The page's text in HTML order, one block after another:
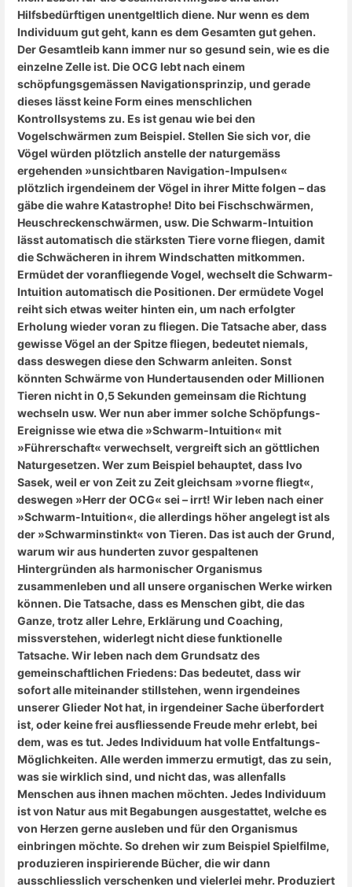
Hilfsbedürftigen unentgeltlich diene. Nur wenn es dem
Individuum gut geht, kann es dem Gesamten gut gehen.
Der Gesamtleib kann immer nur so gesund sein, wie es die
einzelne Zelle ist. Die OCG lebt nach einem
schöpfungsgemässen Navigationsprinzip, und gerade
dieses lässt keine Form eines menschlichen
Kontrollsystems zu. Es ist genau wie bei den
Vogelschwärmen zum Beispiel. Stellen Sie sich vor, die
Vögel würden plötzlich anstelle der naturgemäss
ergehenden »unsichtbaren Navigation-Impulsen«
plötzlich irgendeinem der Vögel in ihrer Mitte folgen – das
gäbe die wahre Katastrophe! Dito bei Fischschwärmen,
Heuschreckenschwärmen, usw. Die Schwarm-Intuition
lässt automatisch die stärksten Tiere vorne fliegen, damit
die Schwächeren in ihrem Windschatten mitkommen.
Ermüdet der voranfliegende Vogel, wechselt die Schwarm-
Intuition automatisch die Positionen. Der ermüdete Vogel
reiht sich etwas weiter hinten ein, um nach erfolgter
Erholung wieder voran zu fliegen. Die Tatsache aber, dass
gewisse Vögel an der Spitze fliegen, bedeutet niemals,
dass deswegen diese den Schwarm anleiten. Sonst
könnten Schwärme von Hundertausenden oder Millionen
Tieren nicht in 0,5 Sekunden gemeinsam die Richtung
wechseln usw. Wer nun aber immer solche Schöpfungs-
Ereignisse wie etwa die »Schwarm-Intuition« mit
»Führerschaft« verwechselt, vergreift sich an göttlichen
Naturgesetzen. Wer zum Beispiel behauptet, dass Ivo
Sasek, weil er von Zeit zu Zeit gleichsam »vorne fliegt«,
deswegen »Herr der OCG« sei – irrt! Wir leben nach einer
»Schwarm-Intuition«, die allerdings höher angelegt ist als
der »Schwarminstinkt« von Tieren. Das ist auch der Grund,
warum wir aus hunderten zuvor gespaltenen
Hintergründen als harmonischer Organismus
zusammenleben und all unsere organischen Werke wirken
können. Die Tatsache, dass es Menschen gibt, die das
Ganze, trotz aller Lehre, Erklärung und Coaching,
missverstehen, widerlegt nicht diese funktionelle
Tatsache. Wir leben nach dem Grundsatz des
gemeinschaftlichen Friedens: Das bedeutet, dass wir
sofort alle miteinander stillstehen, wenn irgendeines
unserer Glieder Not hat, in irgendeiner Sache überfordert
ist, oder keine frei ausfliessende Freude mehr erlebt, bei
dem, was es tut. Jedes Individuum hat volle Entfaltungs-
Möglichkeiten. Alle werden immerzu ermutigt, das zu sein,
was sie wirklich sind, und nicht das, was allenfalls
Menschen aus ihnen machen möchten. Jedes Individuum
ist von Natur aus mit Begabungen ausgestattet, welche es
von Herzen gerne ausleben und für den Organismus
einbringen möchte. So drehen wir zum Beispiel Spielfilme,
produzieren inspirierende Bücher, die wir dann
ausschliesslich verschenken und vielerlei mehr. Produziert